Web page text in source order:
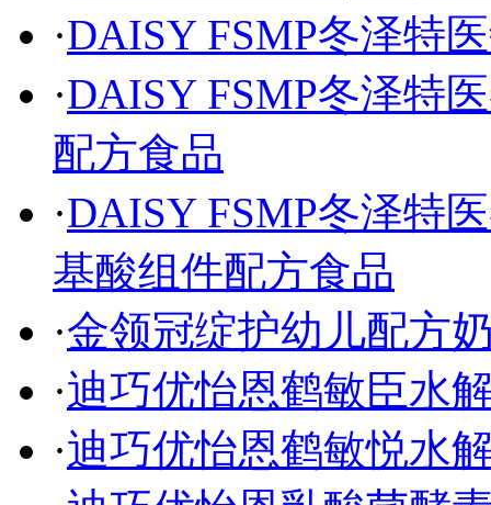
·DAISY FSMP冬泽特
·DAISY FSMP冬泽特
配方食品
·DAISY FSMP冬泽特
基酸组件配方食品
·金领冠绽护幼儿配方
·迪巧优怡恩鹤敏臣水
·迪巧优怡恩鹤敏悦水